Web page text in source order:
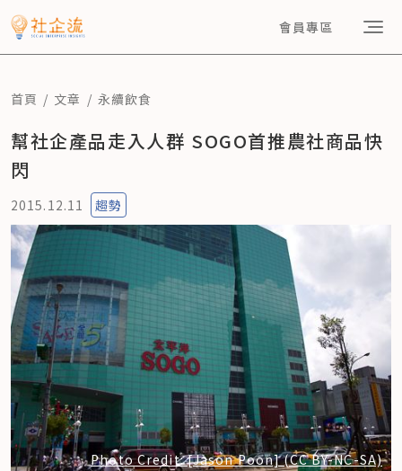
會員專區
首頁 文章 永續飲食
幫社企產品走入人群 SOGO首推農社商品快
閃
2015.12.11 趨勢
Photo Credit: [Jason Poon] (CC BY-NC-SA)